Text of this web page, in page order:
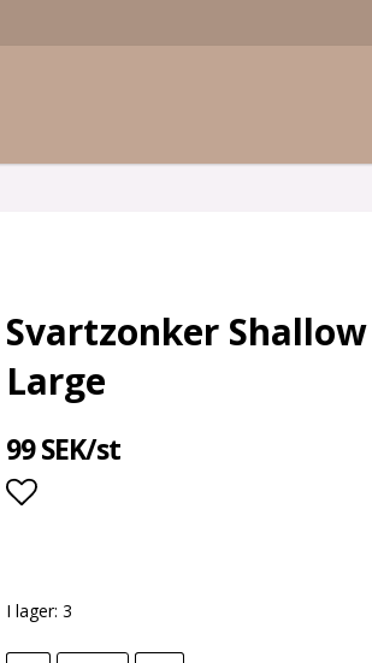
Svartzonker
Large
99 SEK/st
I lager: 3